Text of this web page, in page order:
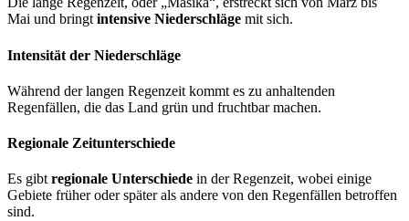
Mai und bringt intensive Niederschläge mit sich.
Intensität der Niederschläge
Während der langen Regenzeit kommt es zu anhaltenden
Regenfällen, die das Land grün und fruchtbar machen.
Regionale Zeitunterschiede
Es gibtregionale Unterschiede in der Regenzeit, wobei einige
Gebiete früher oder später als andere von den Regenfällen betroffen
sind.